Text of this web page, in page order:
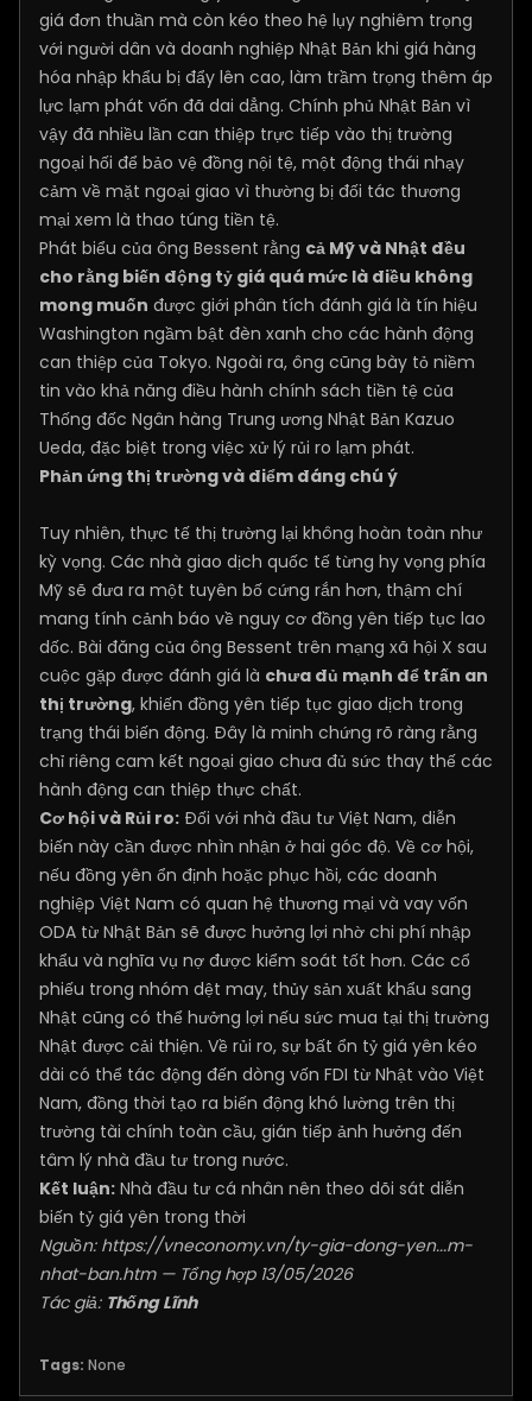
giá đơn thuần mà còn kéo theo hệ lụy nghiêm trọng
với người dân và doanh nghiệp Nhật Bản khi giá hàng
hóa nhập khẩu bị đẩy lên cao, làm trầm trọng thêm áp
lực lạm phát vốn đã dai dẳng. Chính phủ Nhật Bản vì
vậy đã nhiều lần can thiệp trực tiếp vào thị trường
ngoại hối để bảo vệ đồng nội tệ, một động thái nhạy
cảm về mặt ngoại giao vì thường bị đối tác thương
mại xem là thao túng tiền tệ.
Phát biểu của ông Bessent rằng cả Mỹ và Nhật đều
cho rằng biến động tỷ giá quá mức là điều không
mong muốn được giới phân tích đánh giá là tín hiệu
Washington ngầm bật đèn xanh cho các hành động
can thiệp của Tokyo. Ngoài ra, ông cũng bày tỏ niềm
tin vào khả năng điều hành chính sách tiền tệ của
Thống đốc Ngân hàng Trung ương Nhật Bản Kazuo
Ueda, đặc biệt trong việc xử lý rủi ro lạm phát.
Phản ứng thị trường và điểm đáng chú ý
Tuy nhiên, thực tế thị trường lại không hoàn toàn như
kỳ vọng. Các nhà giao dịch quốc tế từng hy vọng phía
Mỹ sẽ đưa ra một tuyên bố cứng rắn hơn, thậm chí
mang tính cảnh báo về nguy cơ đồng yên tiếp tục lao
dốc. Bài đăng của ông Bessent trên mạng xã hội X sau
cuộc gặp được đánh giá là chưa đủ mạnh để trấn an
thị trường, khiến đồng yên tiếp tục giao dịch trong
trạng thái biến động. Đây là minh chứng rõ ràng rằng
chỉ riêng cam kết ngoại giao chưa đủ sức thay thế các
hành động can thiệp thực chất.
Cơ hội và Rủi ro: Đối với nhà đầu tư Việt Nam, diễn
biến này cần được nhìn nhận ở hai góc độ. Về cơ hội,
nếu đồng yên ổn định hoặc phục hồi, các doanh
nghiệp Việt Nam có quan hệ thương mại và vay vốn
ODA từ Nhật Bản sẽ được hưởng lợi nhờ chi phí nhập
khẩu và nghĩa vụ nợ được kiểm soát tốt hơn. Các cổ
phiếu trong nhóm dệt may, thủy sản xuất khẩu sang
Nhật cũng có thể hưởng lợi nếu sức mua tại thị trường
Nhật được cải thiện. Về rủi ro, sự bất ổn tỷ giá yên kéo
dài có thể tác động đến dòng vốn FDI từ Nhật vào Việt
Nam, đồng thời tạo ra biến động khó lường trên thị
trường tài chính toàn cầu, gián tiếp ảnh hưởng đến
tâm lý nhà đầu tư trong nước.
Kết luận: Nhà đầu tư cá nhân nên theo dõi sát diễn
biến tỷ giá yên trong thời
Nguồn: https://vneconomy.vn/ty-gia-dong-yen...m-
nhat-ban.htm— Tổng hợp 13/05/2026
Tác giả: Thống Lĩnh
Tags: None